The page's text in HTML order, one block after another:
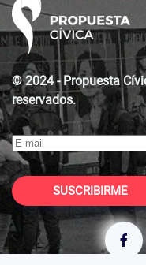
© 2024 - Propuesta
reservados.
SUSCRIBIRME